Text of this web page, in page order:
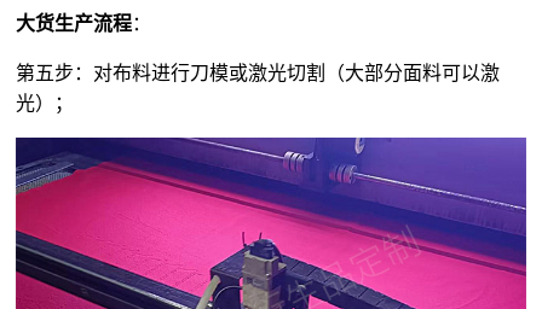
大货生产流程：
第五步：对布料进行刀模或激光切割（大部分面料可以激
光）；